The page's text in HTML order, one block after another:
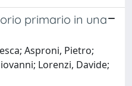
primario in una
Asproni, Pietro;
Lorenzi, Davide;